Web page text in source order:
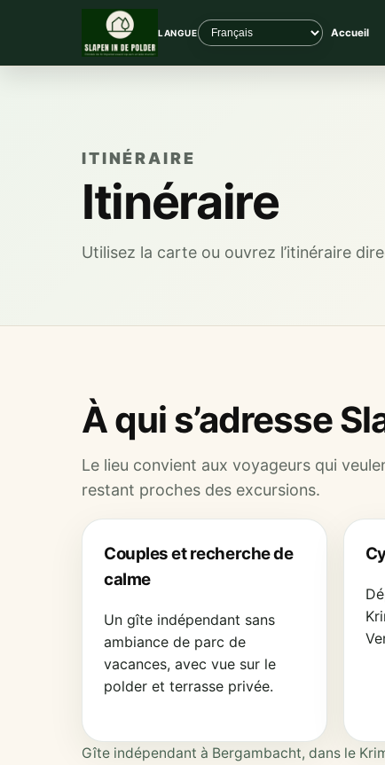
LANGUE Accueil
ITINÉRAIRE
Itinéraire
Utilisez la carte ou ouvrez l’itinéraire
À qui s’adresse
Le lieu convient aux voyageurs qui
restant proches des excursions.
Couples et recherche de
calme
Un gîte indépendant sans
ambiance de parc de
vacances, avec vue sur le
polder et terrasse privée.
Gîte indépendant à Bergambacht, dans le